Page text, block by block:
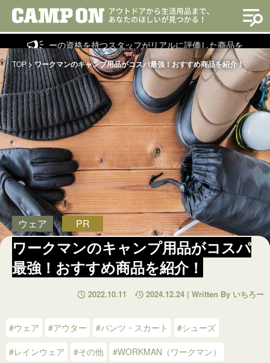
ターの資格を持つスタッフがリアルに評価した商品を紹介！
TOP>ワークマンのキャンプ用品がコスパ最強！おすすめ商品を紹介！
ウェア PR
ワークマンのキャンプ用品がコスパ
最強！おすすめ商品を紹介！
2022.10.11 2024.12.24 | Written By いちろー
#ウェア #アウター #パンツ・スカート
#シューズ
#レインウェア
#その他 #WORKMAN（ワークマン）